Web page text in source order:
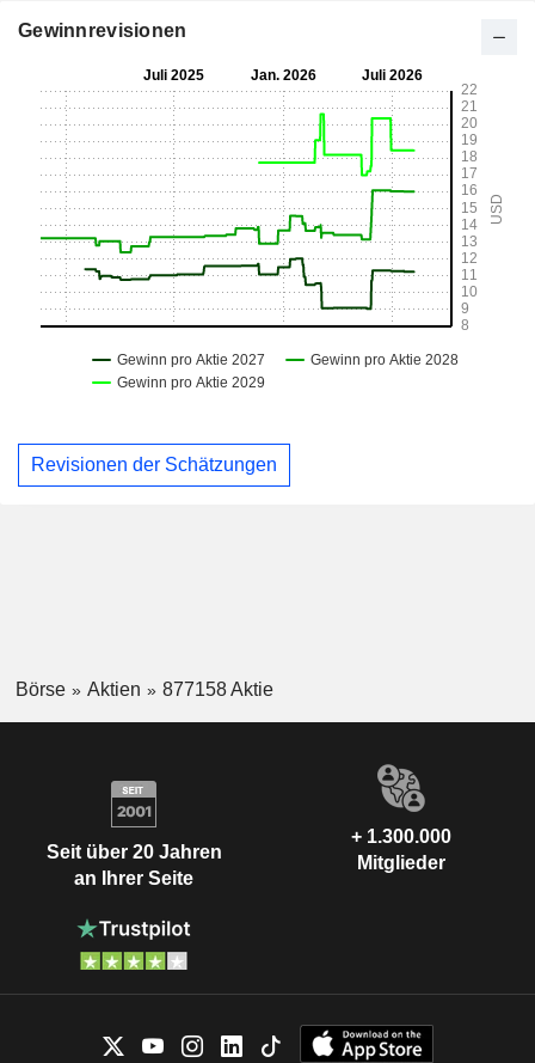
Gewinnrevisionen
Revisionen der Schätzungen
Börse Aktien 877158 Aktie
Seit über 20 Jahren
an Ihrer Seite
+ 1.300.000
Mitglieder